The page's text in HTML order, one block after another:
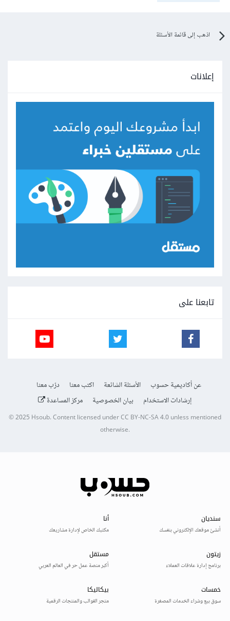
اذهب إلى قائمة الأسئلة
إعلانات
تابعنا على
عن أكاديمية حسوب الأسئلة الشائعة اكتب معنا
درّب معنا
إرشادات الاستخدام
بيان الخصوصية مركز المساعدة
© 2025Hsoub.Content licensed underCC BY-NC-SA 4.0unless mentioned
otherwise.